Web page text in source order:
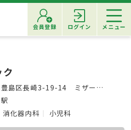
会員登録 ログイン メニュー
島区長崎3-19-14 ミザールビル1F
消化器内科 小児科